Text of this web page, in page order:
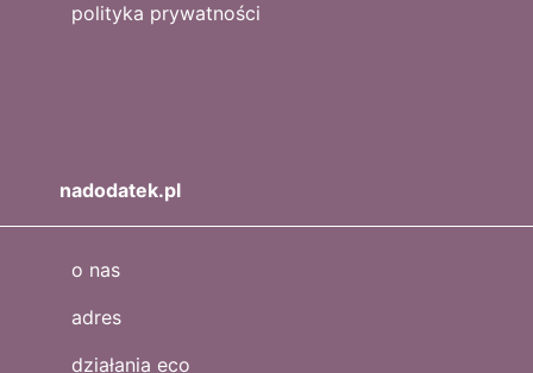
polityka prywatności
nadodatek.pl
o nas
adres
działania eco